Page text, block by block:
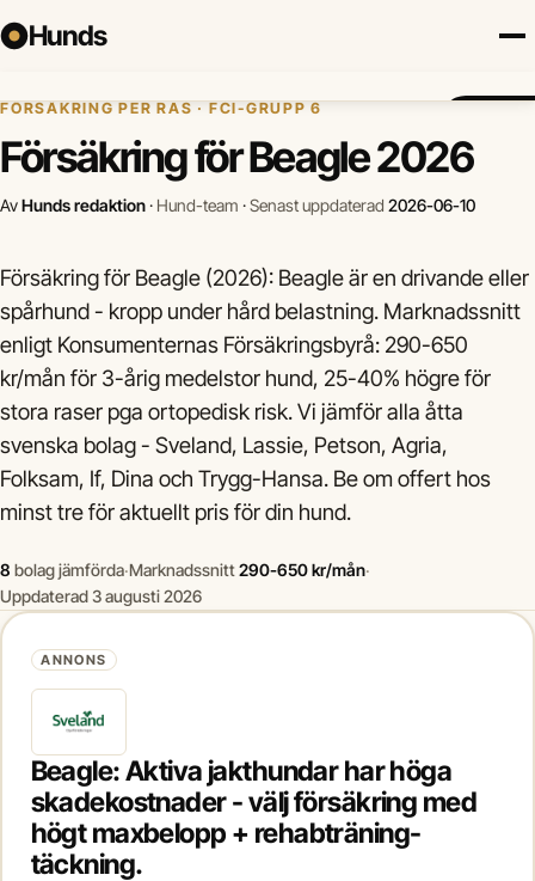
Hunds
Försäkring Hundraser Lokalt Valp
FÖRSÄKRING PER RAS · FCI-GRUPP 6
Försäkring för Beagle 2026
AvHunds redaktion· Hund-team ·Senast uppdaterad 2026-06-10
Försäkring för Beagle (2026): Beagle är en drivande eller
spårhund - kropp under hård belastning. Marknadssnitt
enligt Konsumenternas Försäkringsbyrå: 290-650
kr/mån för 3-årig medelstor hund, 25-40% högre för
stora raser pga ortopedisk risk. Vi jämför alla åtta
svenska bolag - Sveland, Lassie, Petson, Agria,
Folksam, If, Dina och Trygg-Hansa. Be om offert hos
minst tre för aktuellt pris för din hund.
8 bolag jämförda·Marknadssnitt290-650 kr/mån·
Uppdaterad 3 augusti 2026
ANNONS
Beagle: Aktiva jakthundar har höga
skadekostnader - välj försäkring med
högt maxbelopp + rehabträning-
täckning.